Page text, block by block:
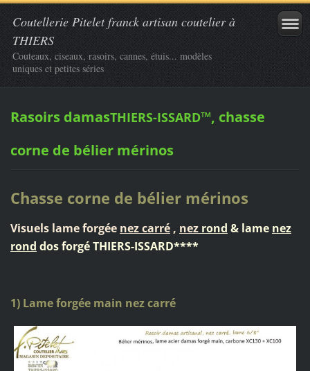
Coutellerie Pitelet franck artisan coutelier à
THIERS
Couteaux, ciseaux, rasoirs, cannes, étuis... modèles
uniques et petites séries
Rasoirs damasTHIERS-ISSARD™, chasse
corne de bélier mérinos
Chasse corne de bélier mérinos
Visuels lame forgée nez carré, nezrond & lame nez
rond dos forgé THIERS-ISSARD****
1) Lame forgée main nez carré